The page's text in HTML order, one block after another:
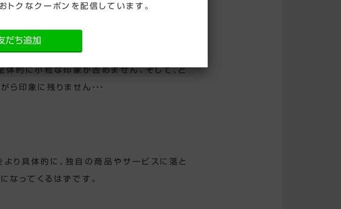
的に小粒な印象が否めません。そして、ど
印象に残りません・・・
より具体的に、独自の商品やサービスに落と
なってくるはずです。
トクなクーポンを配信しています。
だち追加